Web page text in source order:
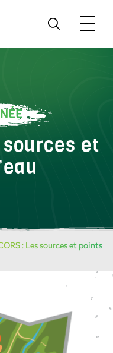
sources et
: Les sources et points